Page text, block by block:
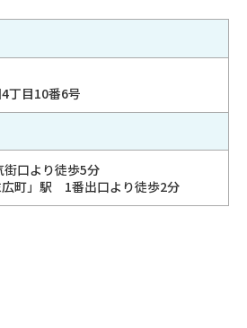
丁目10番6号
口より徒歩5分
町」駅 1番出口より徒歩2分